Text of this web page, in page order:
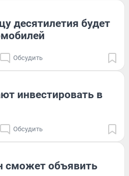
десятилетия будет
Обсудить
инвестировать в
Обсудить
сможет объявить